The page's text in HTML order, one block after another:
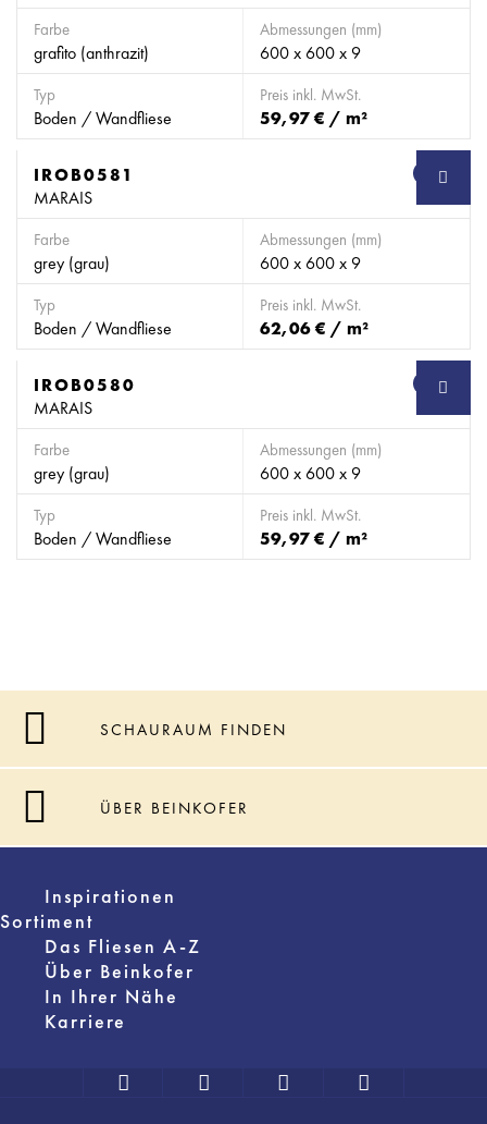
Farbe
grafito (anthrazit)
Abmessungen (mm)
600 x 600 x 9
Typ
Boden / Wandfliese
Preis inkl. MwSt.
59,97 € / m²
SB
IROB0581
MARAIS
Farbe
grey (grau)
Abmessungen (mm)
600 x 600 x 9
Typ
Boden / Wandfliese
Preis inkl. MwSt.
62,06 € / m²
SB
IROB0580
MARAIS
Farbe
grey (grau)
Abmessungen (mm)
600 x 600 x 9
Typ
Boden / Wandfliese
Preis inkl. MwSt.
59,97 € / m²
SCHAURAUM FINDEN
ÜBER BEINKOFER
Inspirationen
Sortiment
Das Fliesen A-Z
Über Beinkofer
In Ihrer Nähe
Karriere